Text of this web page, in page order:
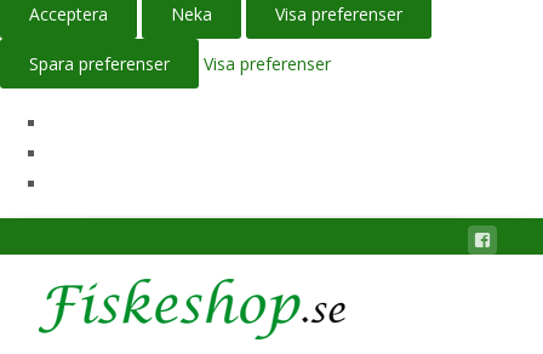
Acceptera Neka Visa preferenser
Spara preferenser Visa preferenser